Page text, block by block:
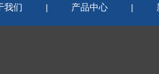
我们 | 产品中心 |